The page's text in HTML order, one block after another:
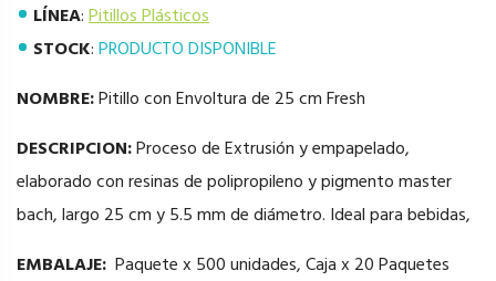
LÍNEA:Pitillos Plásticos
STOCK:PRODUCTO DISPONIBLE
NOMBRE:Pitillo con Envoltura de 25 cm Fresh
DESCRIPCION:Proceso de Extrusión y empapelado,
elaborado con resinas de polipropileno y pigmento master
bach, largo 25 cm y 5.5 mm de diámetro. Ideal para bebidas,
EMBALAJE: Paquete x 500 unidades, Caja x 20 Paquetes